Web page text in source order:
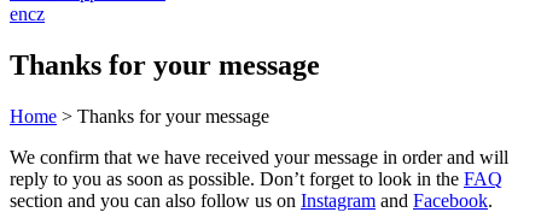
encz
Thanks for your message
Home > Thanks for your message
We confirm that we have received your message in order and will
reply to you as soon as possible. Don’t forget to look in the FAQ
section and you can also follow us on Instagram and Facebook.